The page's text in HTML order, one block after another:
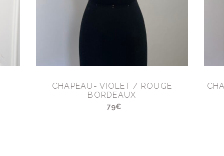
CHAPEAU- VIOLET / ROUGE
BORDEAUX
79€